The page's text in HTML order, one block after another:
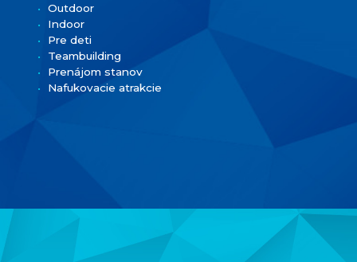
Outdoor
Indoor
Pre deti
Teambuilding
Prenájom stanov
Nafukovacie atrakcie